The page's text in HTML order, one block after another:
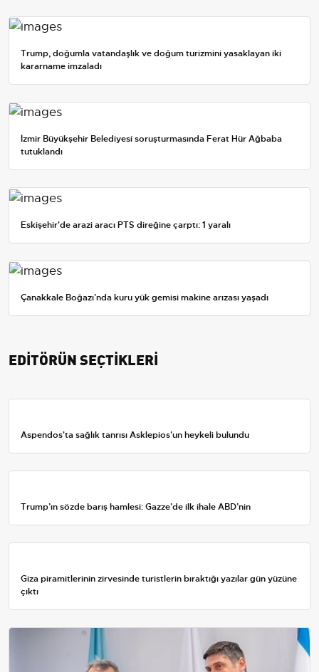
Trump, doğumla vatandaşlık ve doğum turizmini yasaklayan iki
kararname imzaladı
İzmir Büyükşehir Belediyesi soruşturmasında Ferat Hür Ağbaba
tutuklandı
Eskişehir'de arazi aracı PTS direğine çarptı: 1 yaralı
Çanakkale Boğazı’nda kuru yük gemisi makine arızası yaşadı
EDİTÖRÜN SEÇTİKLERİ
Aspendos'ta sağlık tanrısı Asklepios'un heykeli bulundu
Trump’ın sözde barış hamlesi: Gazze’de ilk ihale ABD’nin
Giza piramitlerinin zirvesinde turistlerin bıraktığı yazılar gün yüzüne
çıktı